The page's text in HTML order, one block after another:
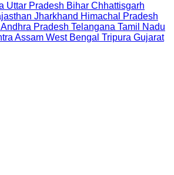
Uttar Pradesh Bihar Chhattisgarh
Jharkhand Himachal Pradesh
Andhra Pradesh Telangana Tamil Nadu
Assam West Bengal Tripura Gujarat